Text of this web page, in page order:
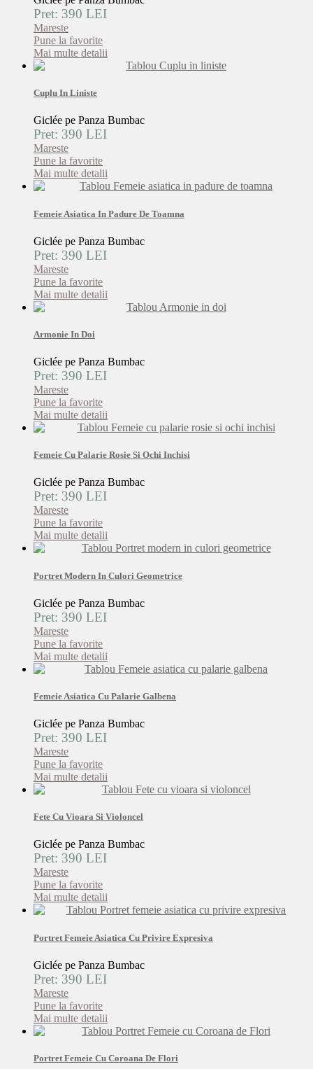
Pret: 390 LEI
Mareste
Pune la favorite
Mai multe detalii
Cuplu In Liniste
Giclée pe Panza Bumbac
Pret: 390 LEI
Mareste
Pune la favorite
Mai multe detalii
Femeie Asiatica In Padure De Toamna
Giclée pe Panza Bumbac
Pret: 390 LEI
Mareste
Pune la favorite
Mai multe detalii
Armonie In Doi
Giclée pe Panza Bumbac
Pret: 390 LEI
Mareste
Pune la favorite
Mai multe detalii
Femeie Cu Palarie Rosie Si Ochi Inchisi
Giclée pe Panza Bumbac
Pret: 390 LEI
Mareste
Pune la favorite
Mai multe detalii
Portret Modern In Culori Geometrice
Giclée pe Panza Bumbac
Pret: 390 LEI
Mareste
Pune la favorite
Mai multe detalii
Femeie Asiatica Cu Palarie Galbena
Giclée pe Panza Bumbac
Pret: 390 LEI
Mareste
Pune la favorite
Mai multe detalii
Fete Cu Vioara Si Violoncel
Giclée pe Panza Bumbac
Pret: 390 LEI
Mareste
Pune la favorite
Mai multe detalii
Portret Femeie Asiatica Cu Privire Expresiva
Giclée pe Panza Bumbac
Pret: 390 LEI
Mareste
Pune la favorite
Mai multe detalii
Portret Femeie Cu Coroana De Flori